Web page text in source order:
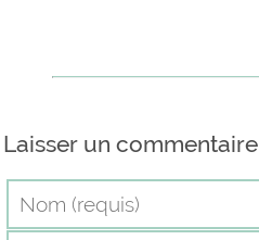
Laisser un commentaire